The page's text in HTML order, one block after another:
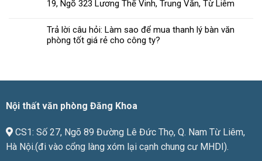
đạt
thất
chất
lượng
giá
19, Ngõ 323 Lương Thế Vinh, Trung Văn, Từ Liêm
Trả lời câu hỏi: Làm sao để mua thanh lý bàn văn
phòng tốt giá rẻ cho công ty?
Nội thất văn phòng Đăng Khoa
CS1: Số 27, Ngõ 89 Đường Lê Đức Thọ, Q. Nam Từ Liêm,
Hà Nội.(đi vào cổng làng xóm lại cạnh chung cư MHDI).